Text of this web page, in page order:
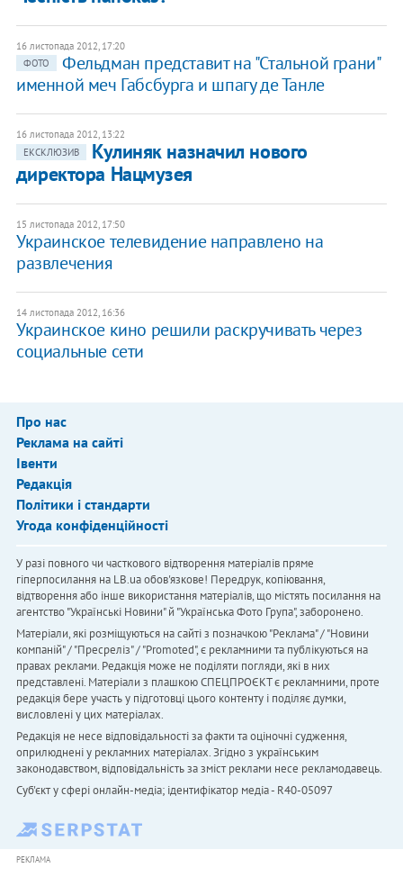
16 листопада 2012, 17:20
ФОТО
Фельдман представит на "Стальной грани"
именной меч Габсбурга и шпагу де Танле
16 листопада 2012, 13:22
ЕКСКЛЮЗИВ
Кулиняк назначил нового
директора Нацмузея
15 листопада 2012, 17:50
Украинское телевидение направлено на
развлечения
14 листопада 2012, 16:36
Украинское кино решили раскручивать через
социальные сети
Про нас
Реклама на сайті
Івенти
Редакція
Політики і стандарти
Угода конфіденційності
У разі повного чи часткового відтворення матеріалів пряме
гіперпосилання на LB.ua обов'язкове! Передрук, копіювання,
відтворення або інше використання матеріалів, що містять посилання на
агентство "Українськi Новини" й "Українська Фото Група", заборонено.
Матеріали, які розміщуються на сайті з позначкою "Реклама" / "Новини
компаній" / "Пресреліз" / "Promoted", є рекламними та публікуються на
правах реклами. Редакція може не поділяти погляди, які в них
представлені. Матеріали з плашкою СПЕЦПРОЄКТ є рекламними, проте
редакція бере участь у підготовці цього контенту і поділяє думки,
висловлені у цих матеріалах.
Редакція не несе відповідальності за факти та оціночні судження,
оприлюднені у рекламних матеріалах. Згідно з українським
законодавством, відповідальність за зміст реклами несе рекламодавець.
Cуб'єкт у сфері онлайн-медіа; ідентифікатор медіа - R40-05097
РЕКЛАМА